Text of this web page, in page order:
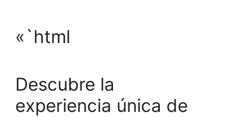
«`html
Descubre la
experiencia única de